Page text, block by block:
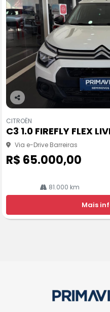
Co
pa
rtil
he
CITROËN
C3 1.0 FIREFLY FLEX
Via e-Drive Barreiras
R$ 65.000,00
81.000 km
Mais